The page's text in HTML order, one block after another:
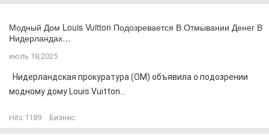
Модный Дом Louis Vuitton Подозревается В Отмывании Денег В
Нидерландах…
июль 18,2025
Нидерландская прокуратура (OM) объявила о подозрении
модному дому Louis Vuitton...
Hits:1189 Бизнес